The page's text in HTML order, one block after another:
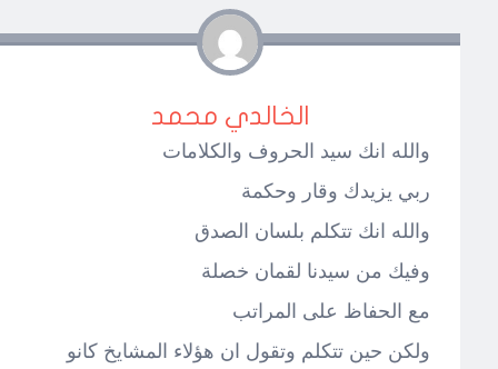
الخالدي محمد
والله انك سيد الحروف والكلامات
ربي يزيدك وقار وحكمة
والله انك تتكلم بلسان الصدق
وفيك من سيدنا لقمان خصلة
مع الحفاظ على المراتب
ولكن حين تتكلم وتقول ان هؤلاء المشايخ كانو